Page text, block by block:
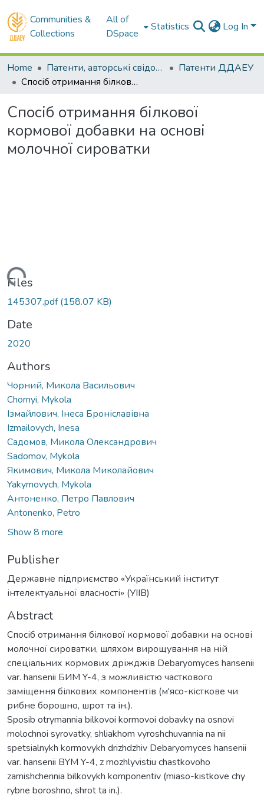
Communities &
Collections
All of
DSpace
Statistics Log In
Home Патенти, авторські свідоцтва
Патенти ДДАЕУ
Спосіб отримання білкової кормової добавки на основі молочної сироватки
Спосіб отримання білкової
кормової добавки на основі
молочної сироватки
Files
145307.pdf(158.07 KB)
Date
2020
Authors
Чорний, Микола Васильович
Chornyi, Mykola
Ізмайлович, Інеса Броніславівна
Izmailovych, Inesa
Садомов, Микола Олександрович
Sadomov, Mykola
Якимович, Микола Миколайович
Yakymovych, Mykola
Антоненко, Петро Павлович
Antonenko, Petro
Show 8 more
Publisher
Державне підприємство «Український інститут
інтелектуальної власності» (УІІВ)
Abstract
Спосіб отримання білкової кормової добавки на основі
молочної сироватки, шляхом вирощування на ній
спеціальних кормових дріжджів Debaryomyces hansenii
var. hansenii БИМ Y-4, з можливістю часткового
заміщення білкових компонентів (м'ясо-кісткове чи
рибне борошно, шрот та ін.).
Sposib otrymannia bilkovoi kormovoi dobavky na osnovi
molochnoi syrovatky, shliakhom vyroshchuvannia na nii
spetsialnykh kormovykh drizhdzhiv Debaryomyces hansenii
var. hansenii BYM Y-4, z mozhlyvistiu chastkovoho
zamishchennia bilkovykh komponentiv (miaso-kistkove chy
rybne boroshno, shrot ta in.).